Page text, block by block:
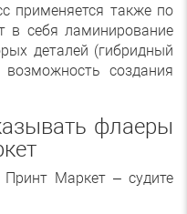
применяется также по
в себя ламинирование
деталей (гибридный
создания
флаеры
Маркет – судите